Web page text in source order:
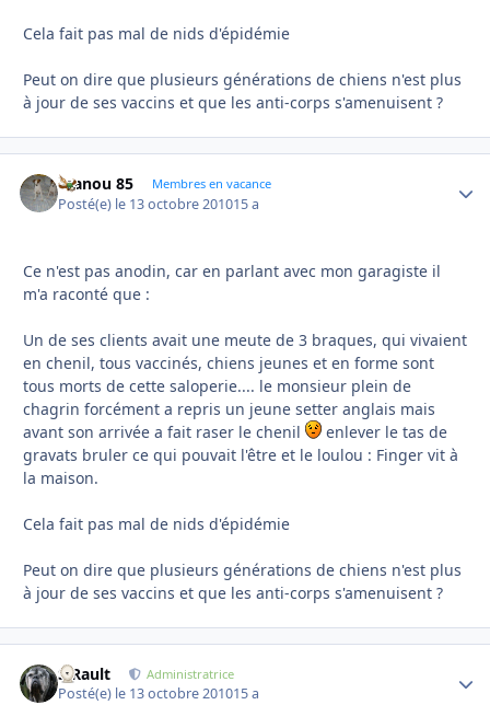
Cela fait pas mal de nids d'épidémie
Peut on dire que plusieurs générations de chiens n'est plus
à jour de ses vaccins et que les anti-corps s'amenuisent ?
manou 85 Membres en vacance
Posté(e) le 13 octobre 201015 a
Ce n'est pas anodin, car en parlant avec mon garagiste il
m'a raconté que :
Un de ses clients avait une meute de 3 braques, qui vivaient
en chenil, tous vaccinés, chiens jeunes et en forme sont
tous morts de cette saloperie.... le monsieur plein de
chagrin forcément a repris un jeune setter anglais mais
avant son arrivée a fait raser le chenil
enlever le tas de
gravats bruler ce qui pouvait l'être et le loulou : Finger vit à
la maison.
Cela fait pas mal de nids d'épidémie
Peut on dire que plusieurs générations de chiens n'est plus
à jour de ses vaccins et que les anti-corps s'amenuisent ?
S.Rault Administratrice
Posté(e) le 13 octobre 201015 a